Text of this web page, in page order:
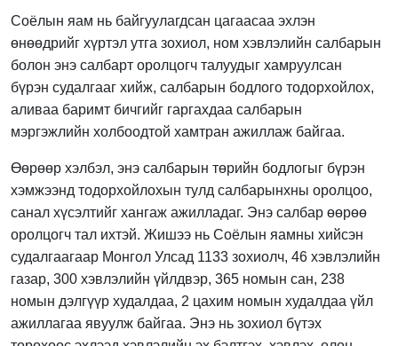
Соёлын яам нь байгуулагдсан цагаасаа эхлэн
өнөөдрийг хүртэл утга зохиол, ном хэвлэлийн салбарын
болон энэ салбарт оролцогч талуудыг хамруулсан
бүрэн судалгааг хийж, салбарын бодлого тодорхойлох,
аливаа баримт бичгийг гаргахдаа салбарын
мэргэжлийн холбоодтой хамтран ажиллаж байгаа.
Өөрөөр хэлбэл, энэ салбарын төрийн бодлогыг бүрэн
хэмжээнд тодорхойлохын тулд салбарынхны оролцоо,
санал хүсэлтийг хангаж ажилладаг. Энэ салбар өөрөө
оролцогч тал ихтэй. Жишээ нь Соёлын яамны хийсэн
судалгаагаар Монгол Улсад 1133 зохиолч, 46 хэвлэлийн
газар, 300 хэвлэлийн үйлдвэр, 365 номын сан, 238
номын дэлгүүр худалдаа, 2 цахим номын худалдаа үйл
ажиллагаа явуулж байгаа. Энэ нь зохиол бүтэх